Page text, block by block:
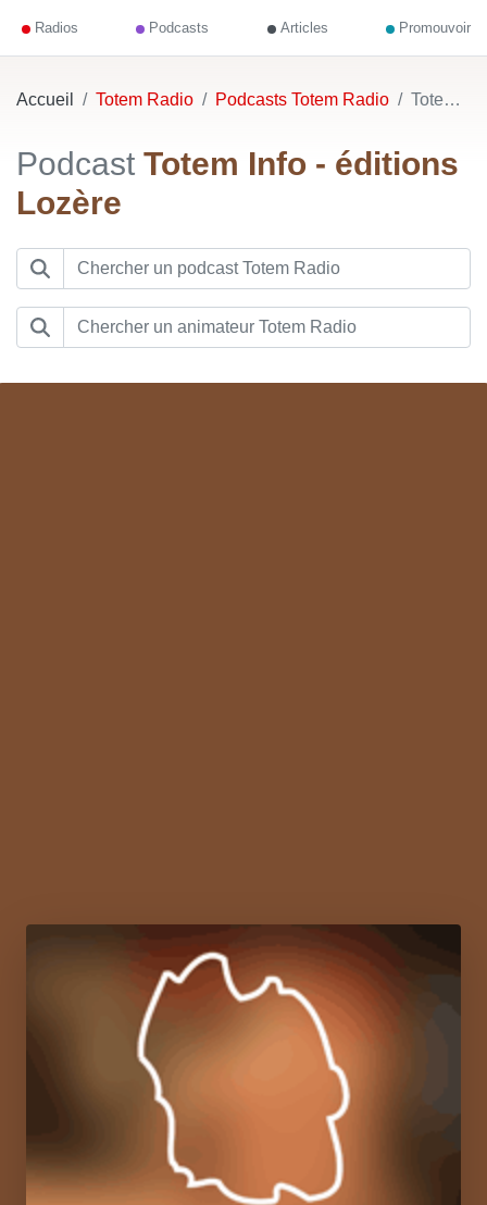
Radios Podcasts Articles Promouvoir
Accueil Totem Radio Podcasts Totem Radio Totem Info - éditions Lozère
Podcast Totem Info - éditions
Lozère